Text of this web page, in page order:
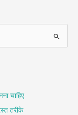
चाहिए
तरीके